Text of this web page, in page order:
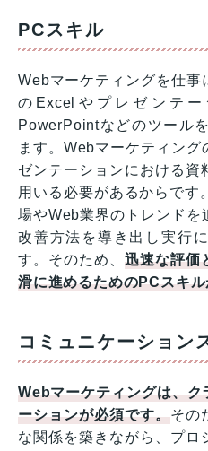
PCスキル
Webマーケティングを仕事
のExcelやプレゼンテ
PowerPointなどのツール
ます。Webマーケティング
ゼンテーションにおける資
用いる必要があるからです
場やWeb業界のトレンドを
改善方法を導き出し実行
す。そのため、迅速な評価
滑に進めるためのPCスキ
コミュニケーション
Webマーケティングは、ク
ーションが必須です。その
な関係を築きながら、プロ